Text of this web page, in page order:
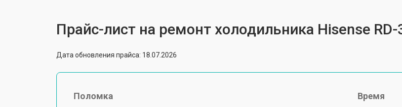
Прайс-лист на ремонт холодильника Hisense RD-
Дата обновления прайса: 18.07.2026
Поломка Время